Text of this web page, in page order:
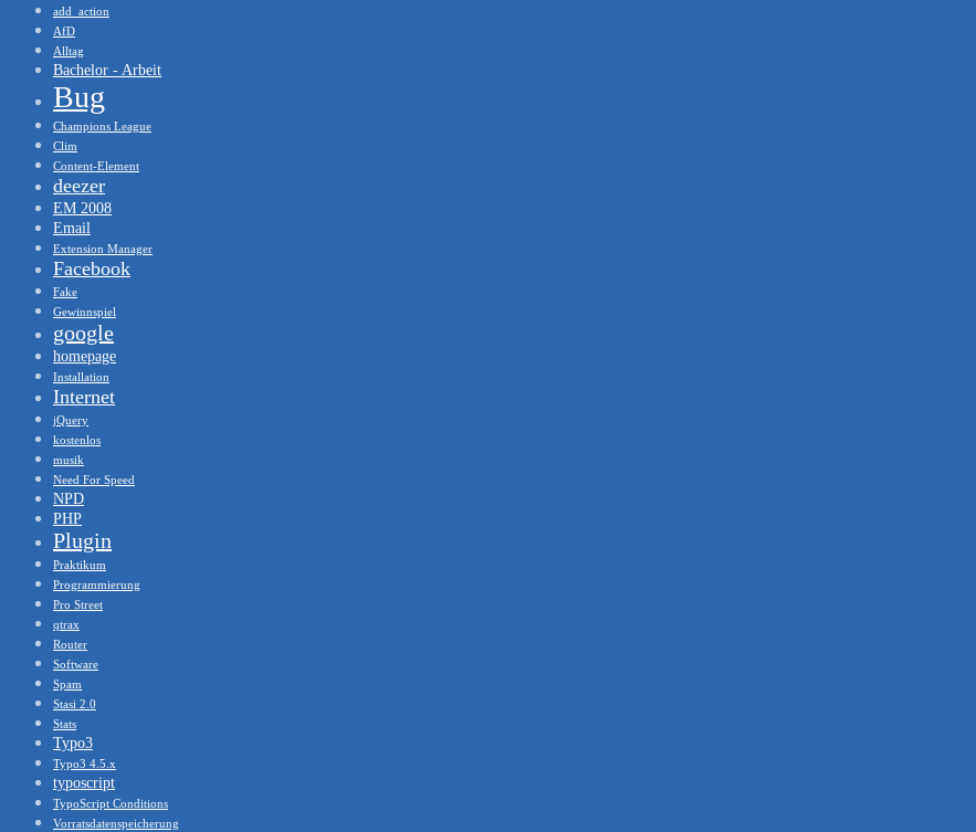
add_action
AfD
Alltag
Bachelor - Arbeit
Bug
Champions League
Clim
Content-Element
deezer
EM 2008
Email
Extension Manager
Facebook
Fake
Gewinnspiel
google
homepage
Installation
Internet
jQuery
kostenlos
musik
Need For Speed
NPD
PHP
Plugin
Praktikum
Programmierung
Pro Street
qtrax
Router
Software
Spam
Stasi 2.0
Stats
Typo3
Typo3 4.5.x
typoscript
TypoScript Conditions
Vorratsdatenspeicherung